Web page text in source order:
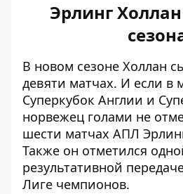
Эрлинг
В новом сезоне Холлан
девяти матчах. И если в
Суперкубок Англии и
норвежец голами не
шести матчах АПЛ
Также он отметился
результативной
Лиге чемпионов.